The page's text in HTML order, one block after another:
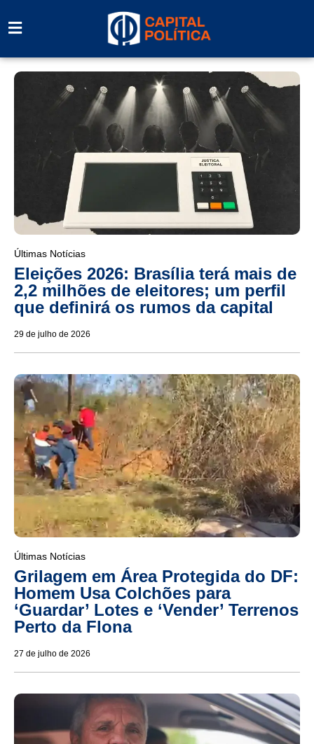
Últimas Notícias
Eleições 2026: Brasília terá mais de
2,2 milhões de eleitores; um perfil
que definirá os rumos da capital
29 de julho de 2026
Últimas Notícias
Grilagem em Área Protegida do DF:
Homem Usa Colchões para
‘Guardar’ Lotes e ‘Vender’ Terrenos
Perto da Flona
27 de julho de 2026